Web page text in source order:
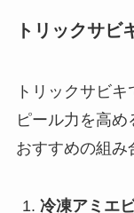
トリックサビ
トリックサビ
ピール力を高
おすすめの組み
冷凍アミエ